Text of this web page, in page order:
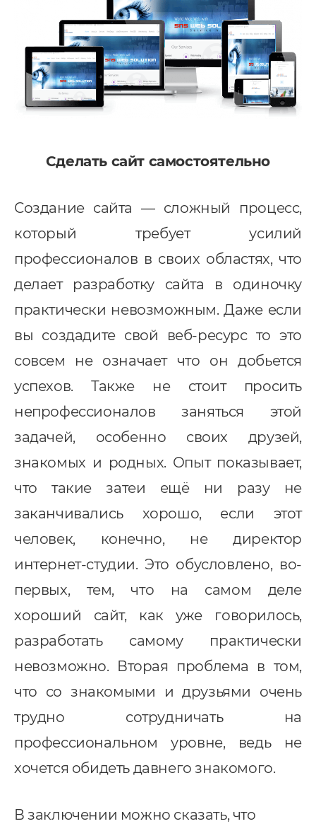
Сделать сайт самостоятельно
Создание сайта — сложный процесс,
который требует усилий
профессионалов в своих областях, что
делает разработку сайта в одиночку
практически невозможным. Даже если
вы создадите свой веб-ресурс то это
совсем не означает что он добьется
успехов. Также не стоит просить
непрофессионалов заняться этой
задачей, особенно своих друзей,
знакомых и родных. Опыт показывает,
что такие затеи ещё ни разу не
заканчивались хорошо, если этот
человек, конечно, не директор
интернет-студии. Это обусловлено, во-
первых, тем, что на самом деле
хороший сайт, как уже говорилось,
разработать самому практически
невозможно. Вторая проблема в том,
что со знакомыми и друзьями очень
трудно сотрудничать на
профессиональном уровне, ведь не
хочется обидеть давнего знакомого.
В заключении можно сказать, что